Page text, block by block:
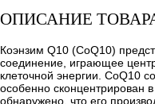
ОПИСАНИЕ
Коэнзим Q10 (CoQ10)
соединение, играющее
клеточной энергии. CoQ10
особенно сконцентрирован
обнаружено, что его